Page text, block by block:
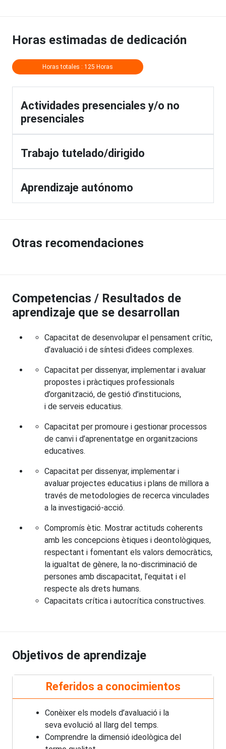
Horas estimadas de dedicación
Horas totales : 125 Horas
Actividades presenciales y/o no
presenciales
Trabajo tutelado/dirigido
Aprendizaje autónomo
Otras recomendaciones
Competencias / Resultados de
aprendizaje que se desarrollan
Capacitat de desenvolupar el pensament crític,
d’avaluació i de síntesi d’idees complexes.
Capacitat per dissenyar, implementar i avaluar
propostes i pràctiques professionals
d’organització, de gestió d’institucions,
i de serveis educatius.
Capacitat per promoure i gestionar processos
de canvi i d’aprenentatge en organitzacions
educatives.
Capacitat per dissenyar, implementar i
avaluar projectes educatius i plans de millora a
través de metodologies de recerca vinculades
a la investigació-acció.
Compromís ètic. Mostrar actituds coherents
amb les concepcions ètiques i deontològiques,
respectant i fomentant els valors democràtics,
la igualtat de gènere, la no-discriminació de
persones amb discapacitat, l’equitat i el
respecte als drets humans.
Capacitats crítica i autocrítica constructives.
Objetivos de aprendizaje
Referidos a conocimientos
Conèixer els models d’avaluació i la
seva evolució al llarg del temps.
Comprendre la dimensió ideològica del